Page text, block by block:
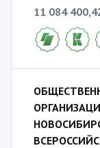
11 084